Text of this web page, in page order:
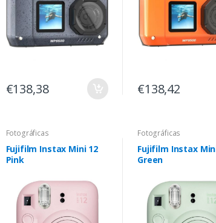
€138,38 €138,42
Fotográficas
Fujifilm Instax Mini 12
Pink
Fotográficas
Fujifilm Instax
Green